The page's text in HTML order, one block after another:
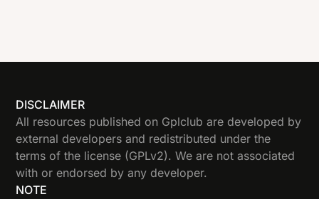
DISCLAIMER
All resources published on Gplclub are developed by
external developers and redistributed under the
terms of the license (GPLv2). We are not associated
with or endorsed by any developer.
NOTE